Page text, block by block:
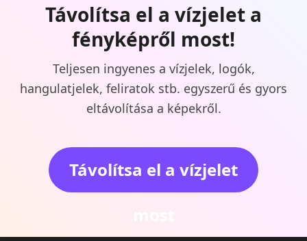
Távolítsa el a vízjelet a
fényképről most!
Teljesen ingyenes a vízjelek, logók,
hangulatjelek, feliratok stb. egyszerű és gyors
eltávolítása a képekről.
Távolítsa el a vízjelet